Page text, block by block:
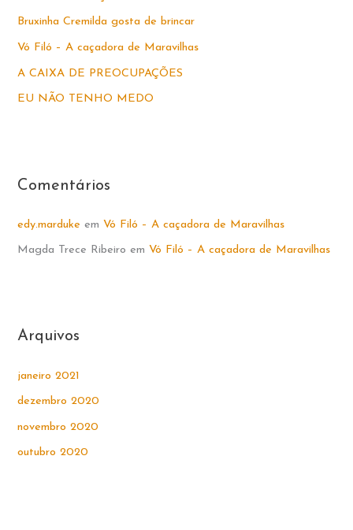
o
r
Bruxinha Cremilda gosta de brincar
Vó Filó – A caçadora de Maravilhas
A CAIXA DE PREOCUPAÇÕES
EU NÃO TENHO MEDO
Comentários
edy.marduke emVó Filó – A caçadora de Maravilhas
Magda Trece Ribeiro em Vó Filó – A caçadora de Maravilhas
Arquivos
janeiro 2021
dezembro 2020
novembro 2020
outubro 2020